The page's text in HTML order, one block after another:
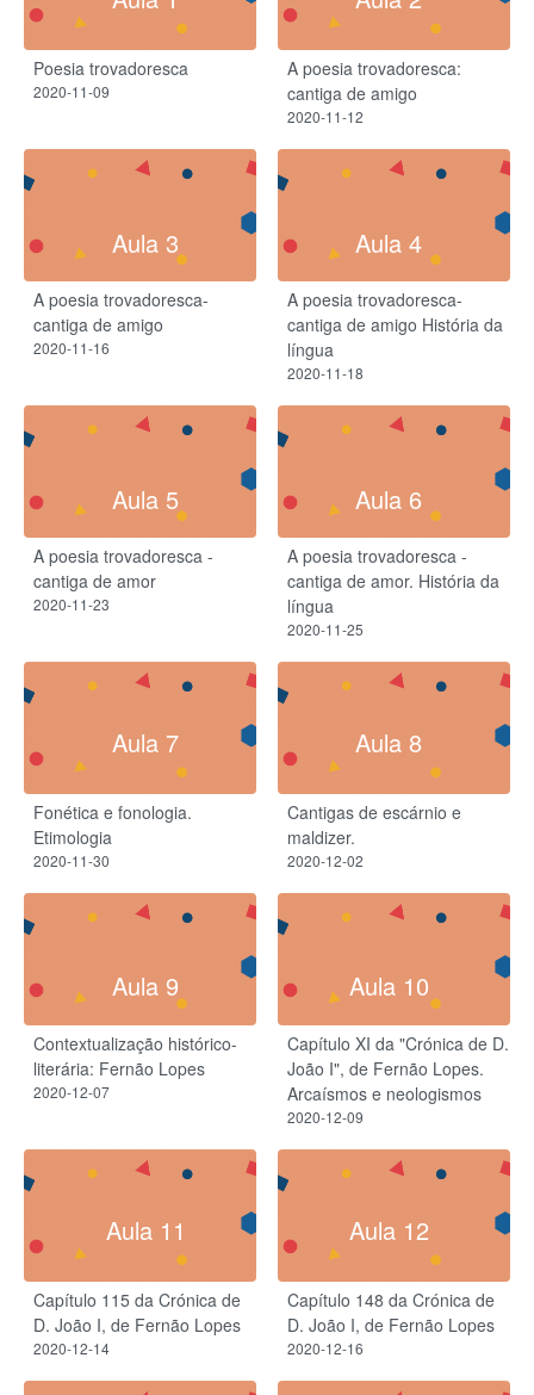
Poesia trovadoresca
2020-11-09
A poesia trovadoresca:
cantiga de amigo
2020-11-12
Aula 3
A poesia trovadoresca-
cantiga de amigo
2020-11-16
Aula 4
A poesia trovadoresca-
cantiga de amigo História da
língua
2020-11-18
Aula 5
A poesia trovadoresca -
cantiga de amor
2020-11-23
Aula 6
A poesia trovadoresca -
cantiga de amor. História da
língua
2020-11-25
Aula 7
Fonética e fonologia.
Etimologia
2020-11-30
Aula 8
Cantigas de escárnio e
maldizer.
2020-12-02
Aula 9
Contextualização histórico-
literária: Fernão Lopes
2020-12-07
Aula 10
Capítulo XI da "Crónica de D.
João I", de Fernão Lopes.
Arcaísmos e neologismos
2020-12-09
Aula 11
Capítulo 115 da Crónica de
D. João I, de Fernão Lopes
2020-12-14
Aula 12
Capítulo 148 da Crónica de
D. João I, de Fernão Lopes
2020-12-16